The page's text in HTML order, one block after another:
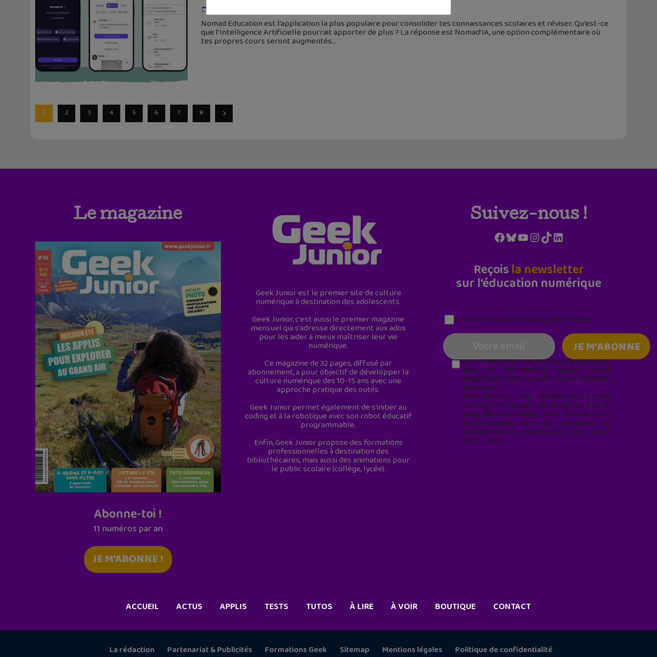
Nomad Education est l’application la plus populaire pour consolider tes connaissances scolaires et réviser. Qu’est-ce
que l’Intelligence Artificielle pourrait apporter de plus ? La réponse est Nomad’IA, une option complémentaire où
tes propres cours seront augmentés
1 2 3 4 5 6 7 8
Le magazine
Abonne-toi !
11 numéros par an
JE M'ABONNE !
Geek Junior est le premier site de culture
numérique à destination des adolescents.
Geek Junior, c’est aussi le premier magazine
mensuel qui s’adresse directement aux ados
pour les aider à mieux maîtriser leur vie
numérique.
Ce magazine de 32 pages, diffusé par
abonnement, a pour objectif de développer la
culture numérique des 10-15 ans avec une
approche pratique des outils.
Geek Junior permet également de s'initier au
coding et à la robotique avec son robot éducatif
programmable.
Enfin, Geek Junior propose des formations
professionnelles à destination des
bibliothécaires, mais aussi des animations pour
le public scolaire (collège, lycée).
Suivez-nous !
Facebook
Bluesky
YouTube
Instagram
TikTokLinkedIn
Reçois la newsletter
sur l'éducation numérique
Parentalité numérique (le lundi matin)
En soumettant ce formulaire, j’accepte
que les informations saisies soient
exploitées* dans le cadre de ma demande
de contact.
Vous pouvez vous désabonner à tout
moment en cliquant sur le lien en bas de
page de nos emails. Pour obtenir plus
d'informations sur nos pratiques de
confidentialité, rendez-vous sur notre
site web
ACCUEIL ACTUS APPLIS TESTS TUTOS À LIRE À VOIR BOUTIQUE CONTACT
La rédaction Partenariat & Publicités Formations Geek Sitemap Mentions légales Politique de confidentialité